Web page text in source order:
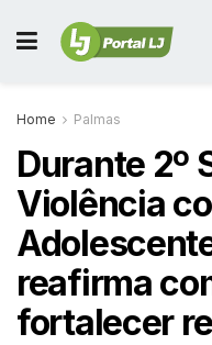
Home Palmas
Durante 2º
Violência
reafirma
fortalecer